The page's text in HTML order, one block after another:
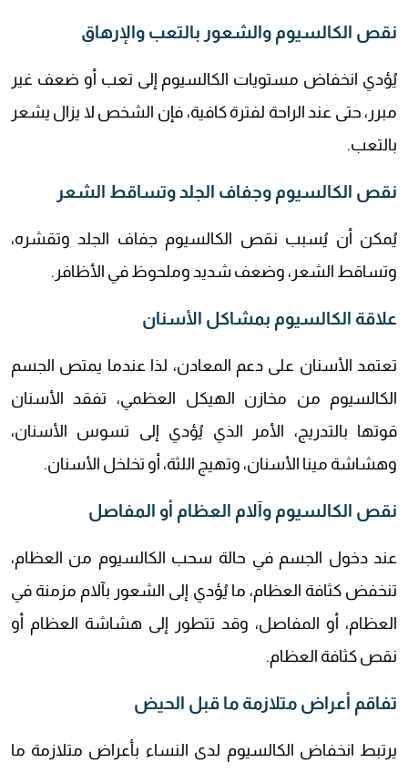
نقص الكالسيوم والشعور بالتعب والإرهاق
يُؤدي انخفاض مستويات الكالسيوم إلى تعب أو ضعف غير
مبرر، حتى عند الراحة لفترة كافية، فإن الشخص لا يزال يشعر
بالتعب.
نقص الكالسيوم وجفاف الجلد وتساقط الشعر
يُمكن أن يُسبب نقص الكالسيوم جفاف الجلد وتقشره،
وتساقط الشعر، وضعف شديد وملحوظ في الأظافر.
علاقة الكالسيوم بمشاكل الأسنان
تعتمد الأسنان على دعم المعادن، لذا عندما يمتص الجسم
الكالسيوم من مخازن الهيكل العظمي، تفقد الأسنان
قوتها بالتدريج، الأمر الذي يُؤدي إلى تسوس الأسنان،
وهشاشة مينا الأسنان، وتهيج اللثة، أو تخلخل الأسنان.
نقص الكالسيوم وآلام العظام أو المفاصل
عند دخول الجسم في حالة سحب الكالسيوم من العظام،
تنخفض كثافة العظام، ما يُؤدي إلى الشعور بآلام مزمنة في
العظام، أو المفاصل، وقد تتطور إلى هشاشة العظام أو
نقص كثافة العظام.
تفاقم أعراض متلازمة ما قبل الحيض
يرتبط انخفاض الكالسيوم لدى النساء بأعراض متلازمة ما